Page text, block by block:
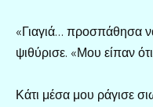
«Γιαγιά… προσπάθησα
ψιθύρισε. «Μου είπαν
Κάτι μέσα μου ράγισε